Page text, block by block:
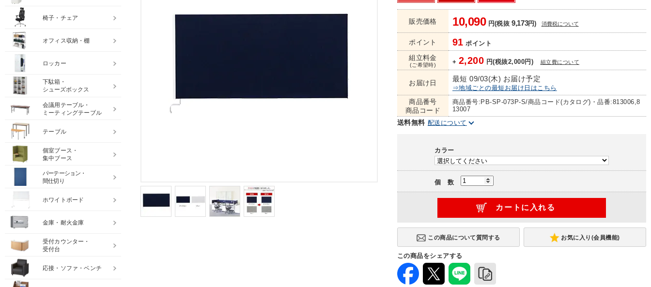
販売価格 10,090円(税抜9,173円) 消費税について
ポイント 91 ポイント
組立料金
(ご希望時) + 2,200 円(税抜2,000円) 組立費について
お届け日 最短 09/03(木) お届け予定
⇒地域ごとの最短お届け日はこちら
商品番号
商品コード
商品番号:PB-SP-073P-S/商品コード(カタログ)・品番:813006,8
13007
送料無料 配送について
カラー
個 数
お気に入り(会員機能)
この商品をシェアする
椅子・チェア
オフィス収納・棚
ロッカー
下駄箱・
シューズボックス
会議用テーブル・
ミーティングテーブル
テーブル
個室ブース・
集中ブース
パーテーション・
間仕切り
ホワイトボード
金庫・耐火金庫
受付カウンター・
受付台
応接・ソファ・ベンチ